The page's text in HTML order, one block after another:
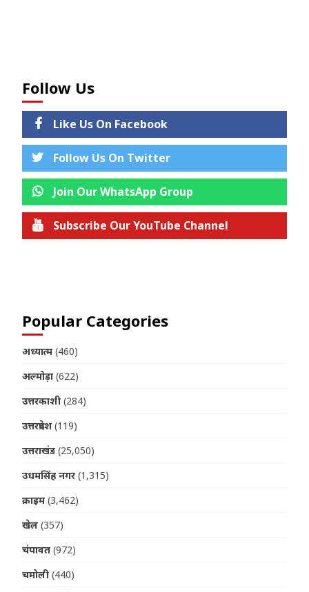
Follow Us
Like Us On Facebook
Follow Us On Twitter
Join Our WhatsApp Group
Subscribe Our YouTube Channel
Popular Categories
अध्यात्म (460)
अल्मोड़ा (622)
उत्तरकाशी (284)
उत्तरप्रदेश (119)
उत्तराखंड (25,050)
उधमसिंह नगर (1,315)
क्राइम (3,462)
खेल (357)
चंपावत (972)
चमोली (440)